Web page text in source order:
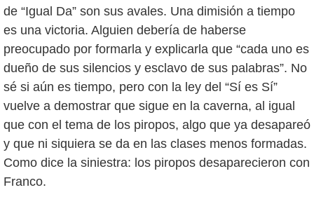
de “Igual Da” son sus avales. Una dimisión a tiempo
es una victoria. Alguien debería de haberse
preocupado por formarla y explicarla que “cada uno es
dueño de sus silencios y esclavo de sus palabras”. No
sé si aún es tiempo, pero con la ley del “Sí es Sí”
vuelve a demostrar que sigue en la caverna, al igual
que con el tema de los piropos, algo que ya desapareó
y que ni siquiera se da en las clases menos formadas.
Como dice la siniestra: los piropos desaparecieron con
Franco.